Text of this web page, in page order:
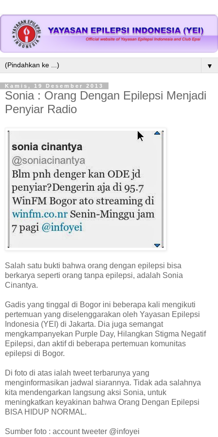
▼
Kamis, 19 Desember 2013
Sonia : Orang Dengan Epilepsi Menjadi
Penyiar Radio
Salah satu bukti bahwa orang dengan epilepsi bisa
berkarya seperti orang tanpa epilepsi, adalah Sonia
Cinantya.
Gadis yang tinggal di Bogor ini beberapa kali mengikuti
pertemuan yang diselenggarakan oleh Yayasan Epilepsi
Indonesia (YEI) di Jakarta. Dia juga semangat
mengkampanyekan Purple Day, Hilangkan Stigma Negatif
Epilepsi, dan aktif di beberapa pertemuan komunitas
epilepsi di Bogor.
Di foto di atas ialah tweet terbarunya yang
menginformasikan jadwal siarannya. Tidak ada salahnya
kita mendengarkan langsung aksi Sonia, untuk
meningkatkan keyakinan bahwa Orang Dengan Epilepsi
BISA HIDUP NORMAL.
Sumber foto : account tweeter @infoyei